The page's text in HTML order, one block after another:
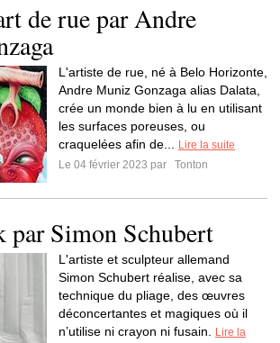
de rue par Andre
L'artiste de rue, né à Belo Horizonte,
Andre Muniz Gonzaga alias Dalata,
crée un monde bien à lu en utilisant
les surfaces poreuses, ou
craquelées afin de...
Lire la suite
Le 04 février 2023 par
Tonton
par Simon Schubert
L'artiste et sculpteur allemand
Simon Schubert réalise, avec sa
technique du pliage, des œuvres
déconcertantes et magiques où il
n’utilise ni crayon ni fusain.
Lire la